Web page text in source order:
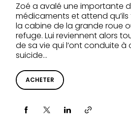
Zoé a avalé une importante
médicaments et attend
la cabine de la grande roue
refuge. Lui reviennent alors
de sa vie qui l’ont conduite
suicide…
ACHETER
Partager via